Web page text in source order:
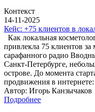
Контекст
14-11-2025
Кейс: +75 клиентов в
Как локальная
привлекла 75 клиентов за
сарафанного радио
Санкт-Петербурге,
острове. До момента
продвижения в
Автор: Игорь Канзычаков
Подробнее